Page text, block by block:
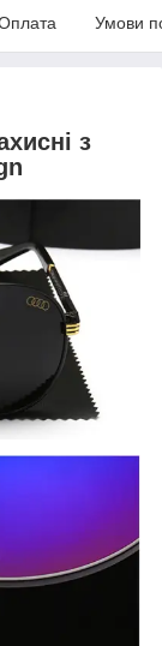
Умови
з